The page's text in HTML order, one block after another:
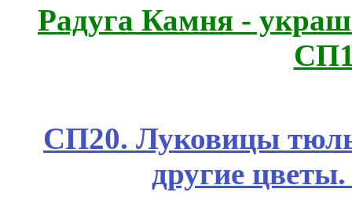
Радуга Камня -
СП20. Луковицы
другие